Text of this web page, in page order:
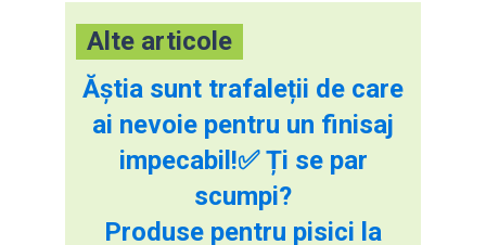
Alte articole
Ăștia sunt trafaleții de care
ai nevoie pentru un finisaj
impecabil!✅ Ți se par
scumpi?
Produse pentru pisici la